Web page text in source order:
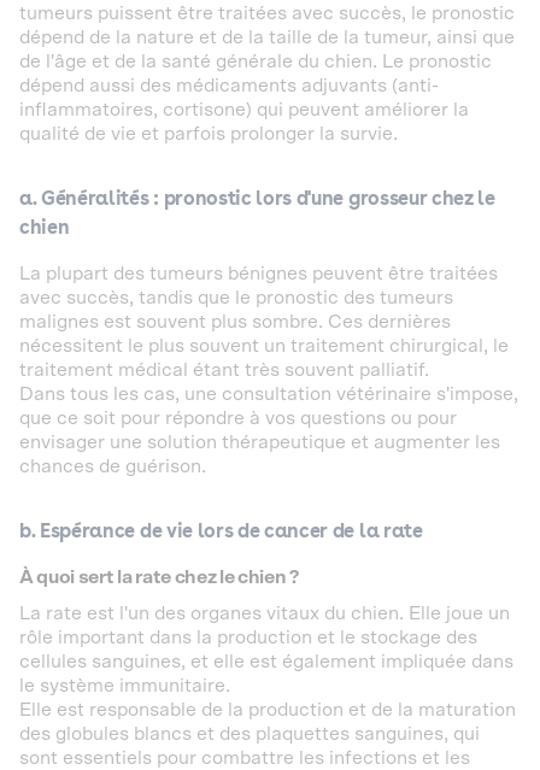
tumeurs puissent être traitées avec succès, le pronostic
dépend de la nature et de la taille de la tumeur, ainsi que
de l'âge et de la santé générale du chien. Le pronostic
dépend aussi des médicaments adjuvants (anti-
inflammatoires, cortisone) qui peuvent améliorer la
qualité de vie et parfois prolonger la survie.
a. Généralités : pronostic lors d'une grosseur chez le
chien
La plupart des tumeurs bénignes peuvent être traitées
avec succès, tandis que le pronostic des tumeurs
malignes est souvent plus sombre. Ces dernières
nécessitent le plus souvent un traitement chirurgical, le
traitement médical étant très souvent palliatif.
Dans tous les cas, une consultation vétérinaire s'impose,
que ce soit pour répondre à vos questions ou pour
envisager une solution thérapeutique et augmenter les
chances de guérison.
b. Espérance de vie lors de cancer de la rate
À quoi sert la rate chez le chien ?
La rate est l'un des organes vitaux du chien. Elle joue un
rôle important dans la production et le stockage des
cellules sanguines, et elle est également impliquée dans
le système immunitaire.
Elle est responsable de la production et de la maturation
des globules blancs et des plaquettes sanguines, qui
sont essentiels pour combattre les infections et les